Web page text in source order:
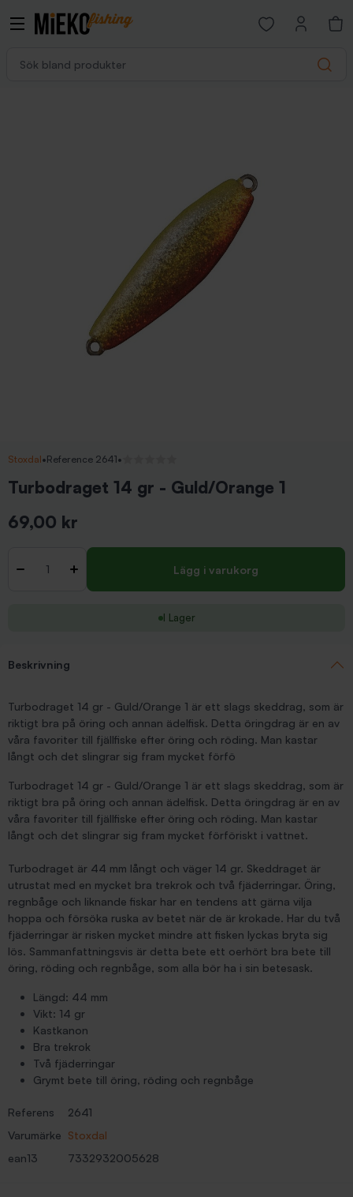
Search
Open favorites
Stoxdal•Reference 2641•
Turbodraget 14 gr - Guld/Orange 1
69,00 kr
- + Lägg i varukorg
I Lager
Beskrivning
Turbodraget 14 gr - Guld/Orange 1 är ett slags skeddrag, som är
riktigt bra på öring och annan ädelfisk. Detta öringdrag är en av
våra favoriter till fjällfiske efter öring och röding. Man kastar
långt och det slingrar sig fram mycket förfö
Turbodraget 14 gr - Guld/Orange 1 är ett slags skeddrag, som är
riktigt bra på öring och annan ädelfisk. Detta öringdrag är en av
våra favoriter till fjällfiske efter öring och röding. Man kastar
långt och det slingrar sig fram mycket förföriskt i vattnet.
Turbodraget är 44 mm långt och väger 14 gr. Skeddraget är
utrustat med en mycket bra trekrok och två fjäderringar. Öring,
regnbåge och liknande fiskar har en tendens att gärna vilja
hoppa och försöka ruska av betet när de är krokade. Har du två
fjäderringar är risken mycket mindre att fisken lyckas bryta sig
lös. Sammanfattningsvis är detta bete ett oerhört bra bete till
öring, röding och regnbåge, som alla bör ha i sin betesask.
Längd: 44 mm
Vikt: 14 gr
Kastkanon
Bra trekrok
Två fjäderringar
Grymt bete till öring, röding och regnbåge
Referens
2641
Varumärke Stoxdal
ean13
7332932005628